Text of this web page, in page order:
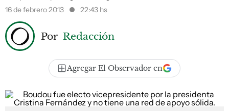
16 de febrero 2013
22:43 hs
Por Redacción
Agregar El Observador en